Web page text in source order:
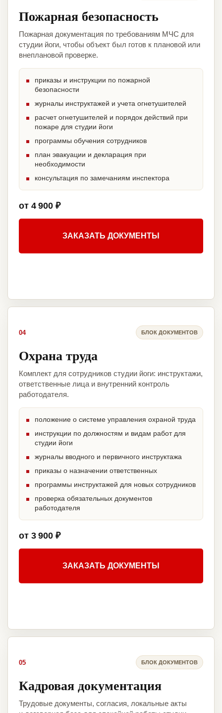
Пожарная безопасность
Пожарная документация по требованиям МЧС для
студии йоги, чтобы объект был готов к плановой или
внеплановой проверке.
приказы и инструкции по пожарной
безопасности
журналы инструктажей и учета огнетушителей
расчет огнетушителей и порядок действий при
пожаре для студии йоги
программы обучения сотрудников
план эвакуации и декларация при
необходимости
консультация по замечаниям инспектора
от 4 900 ₽
ЗАКАЗАТЬ ДОКУМЕНТЫ
04 БЛОК ДОКУМЕНТОВ
Охрана труда
Комплект для сотрудников студии йоги: инструктажи,
ответственные лица и внутренний контроль
работодателя.
положение о системе управления охраной труда
инструкции по должностям и видам работ для
студии йоги
журналы вводного и первичного инструктажа
приказы о назначении ответственных
программы инструктажей для новых сотрудников
проверка обязательных документов
работодателя
от 3 900 ₽
ЗАКАЗАТЬ ДОКУМЕНТЫ
05 БЛОК ДОКУМЕНТОВ
Кадровая документация
Трудовые документы, согласия, локальные акты